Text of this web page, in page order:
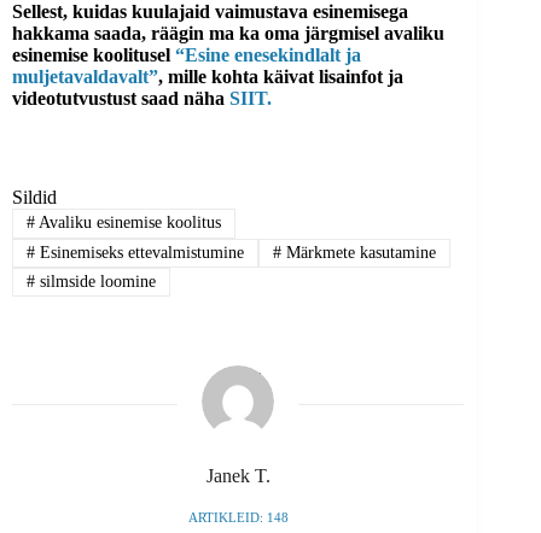
Sellest, kuidas kuulajaid vaimustava esinemisega
hakkama saada, räägin ma ka oma järgmisel avaliku
esinemise koolitusel “Esine enesekindlalt ja
muljetavaldavalt”, mille kohta käivat lisainfot ja
videotutvustust saad näha SIIT.
Sildid
#Avaliku esinemise koolitus
#Esinemiseks ettevalmistumine #Märkmete kasutamine
#silmside loomine
Janek T.
ARTIKLEID: 148